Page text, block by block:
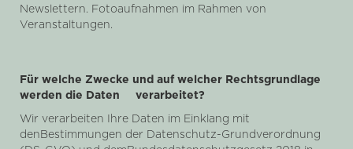
Newslettern. Fotoaufnahmen im Rahmen von
Veranstaltungen.
Für welche Zwecke und auf welcher Rechtsgrundlage
werden die Daten verarbeitet?
Wir verarbeiten Ihre Daten im Einklang mit
denBestimmungen der Datenschutz-Grundverordnung